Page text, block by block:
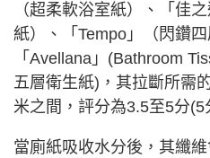
（超柔軟浴室紙）、「佳
紙）、「Tempo」（閃鑽
「Avellana」(Bathroom
五層衛生紙)，其拉斷所需
米之間，評分為3.5至5分(5
當廁紙吸收水分後，其纖